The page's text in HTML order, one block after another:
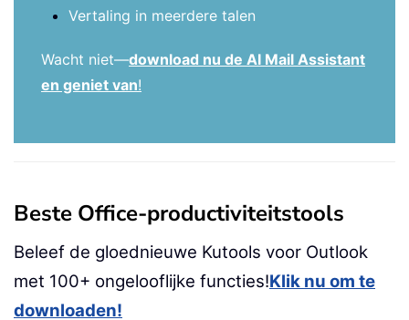
Vertaling in meerdere talen
Wacht niet—download nu de AI Mail Assistant
en geniet van!
Beste Office-productiviteitstools
Beleef de gloednieuwe Kutools voor Outlook
met 100+ ongelooflijke functies!Klik nu om te
downloaden!